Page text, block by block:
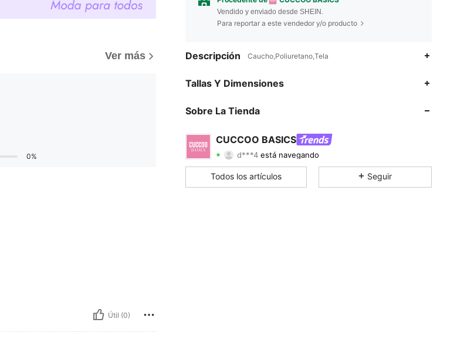
Ver más
0%
Útil (0)
Vendido y enviado desde SHEIN.
Para reportar a este vendedor y/o producto
Descripción Caucho,Poliuretano,Tela
Tallas Y Dimensiones
Sobre La Tienda
CUCCOO BASICS
4.89
d***4 está navegando
4.89 Calificación 1.2KArtículos
4.89 1.2K 213K
Todos los artículos Seguir